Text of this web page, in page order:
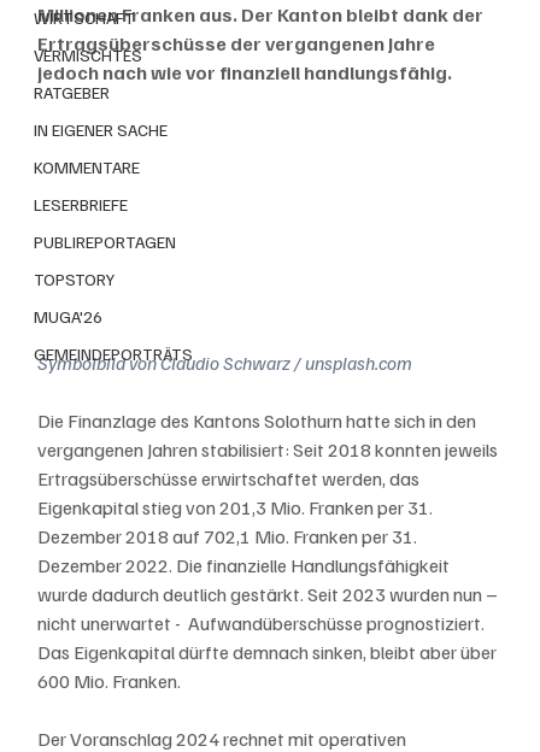
WIRTSCHAFT
VERMISCHTES
RATGEBER
IN EIGENER SACHE
KOMMENTARE
LESERBRIEFE
PUBLIREPORTAGEN
TOPSTORY
MUGA'26
GEMEINDEPORTRÄTS
Millionen Franken aus. Der Kanton bleibt dank der
Ertragsüberschüsse der vergangenen Jahre
jedoch nach wie vor finanziell handlungsfähig.
Symbolbild von Claudio Schwarz / unsplash.com
Die Finanzlage des Kantons Solothurn hatte sich in den
vergangenen Jahren stabilisiert: Seit 2018 konnten jeweils
Ertragsüberschüsse erwirtschaftet werden, das
Eigenkapital stieg von 201,3 Mio. Franken per 31.
Dezember 2018 auf 702,1 Mio. Franken per 31.
Dezember 2022. Die finanzielle Handlungsfähigkeit
wurde dadurch deutlich gestärkt. Seit 2023 wurden nun –
nicht unerwartet -  Aufwandüberschüsse prognostiziert.
Das Eigenkapital dürfte demnach sinken, bleibt aber über
600 Mio. Franken.
Der Voranschlag 2024 rechnet mit operativen